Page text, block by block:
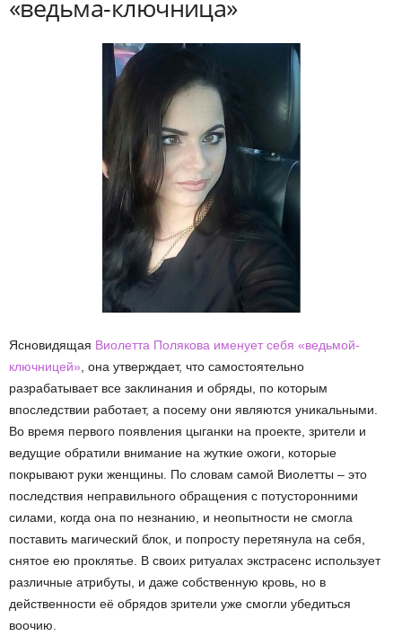
«ведьма-ключница»
Ясновидящая Виолетта Полякова именует себя «ведьмой-
ключницей» , она утверждает, что самостоятельно
разрабатывает все заклинания и обряды, по которым
впоследствии работает, а посему они являются уникальными.
Во время первого появления цыганки на проекте, зрители и
ведущие обратили внимание на жуткие ожоги, которые
покрывают руки женщины. По словам самой Виолетты – это
последствия неправильного обращения с потусторонними
силами, когда она по незнанию, и неопытности не смогла
поставить магический блок, и попросту перетянула на себя,
снятое ею проклятье. В своих ритуалах экстрасенс использует
различные атрибуты, и даже собственную кровь, но в
действенности её обрядов зрители уже смогли убедиться
воочию.